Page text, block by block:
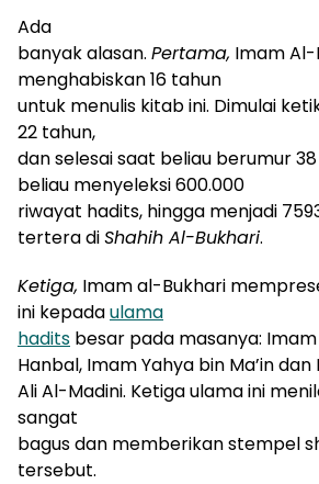
Ada
banyakalasan. Pertama, Imam
menghabiskan 16 tahun
untuk menulis kitab ini. Dimulai
22 tahun,
dan selesai saat beliau berumur
beliau menyeleksi 600.000
riwayat hadits, hingga menjadi
tertera diShahih Al-Bukhari.
Ketiga, Imam al-Bukhari
ini kepadaulama
hadits besar pada masanya:
Hanbal, Imam Yahya bin Ma’in
Ali Al-Madini. Ketiga ulama ini
sangat
bagus dan memberikan stempels
tersebut.